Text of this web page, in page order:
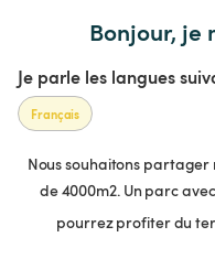
Bonjour, je
Je parle les langues
Français
Nous souhaitons
de 4000m2. Un parc
pourrez profiter du